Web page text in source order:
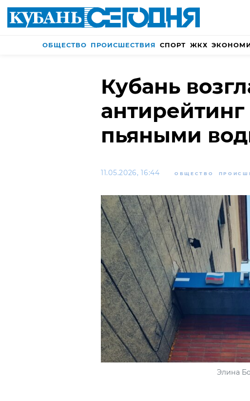
ОБЩЕСТВО ПРОИСШЕСТВИЯ СПОРТ ЖКХ
Кубань
пьяными
11.05.2026, 16:44 ОБЩЕСТВО
Элина